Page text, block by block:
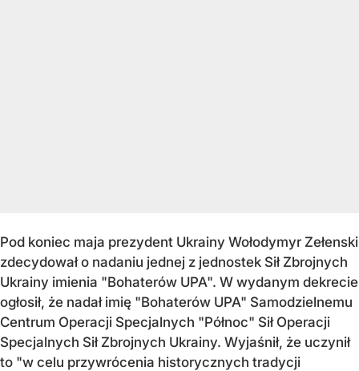
Pod koniec maja prezydent Ukrainy Wołodymyr Zełenski
zdecydował o nadaniu jednej z jednostek Sił Zbrojnych
Ukrainy imienia "Bohaterów UPA". W wydanym dekrecie
ogłosił, że nadał imię "Bohaterów UPA" Samodzielnemu
Centrum Operacji Specjalnych "Północ" Sił Operacji
Specjalnych Sił Zbrojnych Ukrainy. Wyjaśnił, że uczynił
to "w celu przywrócenia historycznych tradycji